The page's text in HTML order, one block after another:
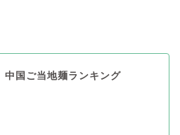
中国ご当地麺ランキング